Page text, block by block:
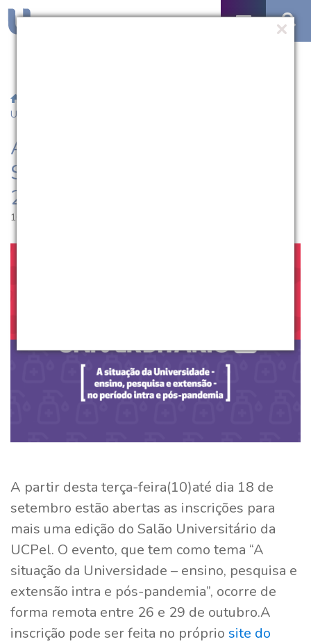
UCPel 2021
Abertas inscrições para o
Salão Universitário da UCPel
2021
10.08.2021 | 12:11
A partir desta terça-feira(10)até dia 18 de
setembro estão abertas as inscrições para
mais uma edição do Salão Universitário da
UCPel. O evento, que tem como tema “A
situação da Universidade – ensino, pesquisa e
extensão intra e pós-pandemia”, ocorre de
forma remota entre 26 e 29 de outubro.A
inscrição pode ser feita no próprio site do